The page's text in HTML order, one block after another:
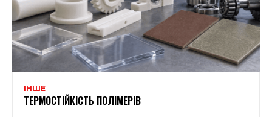
ІНШЕ
ТЕРМОСТІЙКІСТЬ ПОЛІМЕРІВ